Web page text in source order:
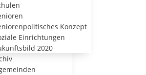
Konzept
Einrichtungen
2020